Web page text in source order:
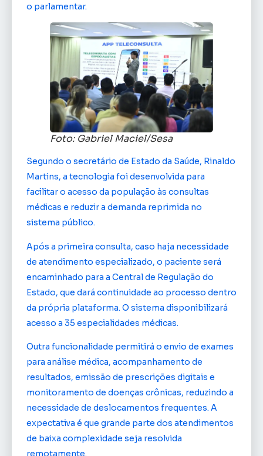
o parlamentar.
Foto: Gabriel Maciel/Sesa
Segundo o secretário de Estado da Saúde, Rinaldo
Martins, a tecnologia foi desenvolvida para
facilitar o acesso da população às consultas
médicas e reduzir a demanda reprimida no
sistema público.
Após a primeira consulta, caso haja necessidade
de atendimento especializado, o paciente será
encaminhado para a Central de Regulação do
Estado, que dará continuidade ao processo dentro
da própria plataforma. O sistema disponibilizará
acesso a 35 especialidades médicas.
Outra funcionalidade permitirá o envio de exames
para análise médica, acompanhamento de
resultados, emissão de prescrições digitais e
monitoramento de doenças crônicas, reduzindo a
necessidade de deslocamentos frequentes. A
expectativa é que grande parte dos atendimentos
de baixa complexidade seja resolvida
remotamente.